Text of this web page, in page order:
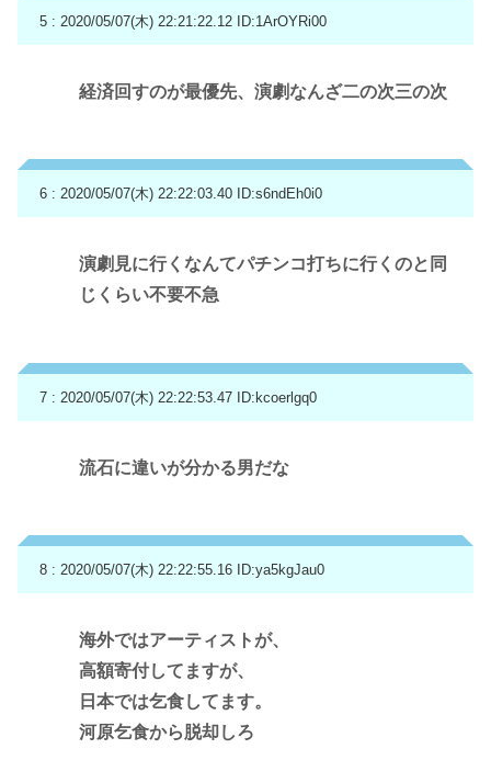
5 : 2020/05/07(木) 22:21:22.12 ID:1ArOYRi00
経済回すのが最優先、演劇なんざ二の次三の次
6 : 2020/05/07(木) 22:22:03.40 ID:s6ndEh0i0
演劇見に行くなんてパチンコ打ちに行くのと同
じくらい不要不急
7 : 2020/05/07(木) 22:22:53.47 ID:kcoerlgq0
流石に違いが分かる男だな
8 : 2020/05/07(木) 22:22:55.16 ID:ya5kgJau0
海外ではアーティストが、
高額寄付してますが、
日本では乞食してます。
河原乞食から脱却しろ